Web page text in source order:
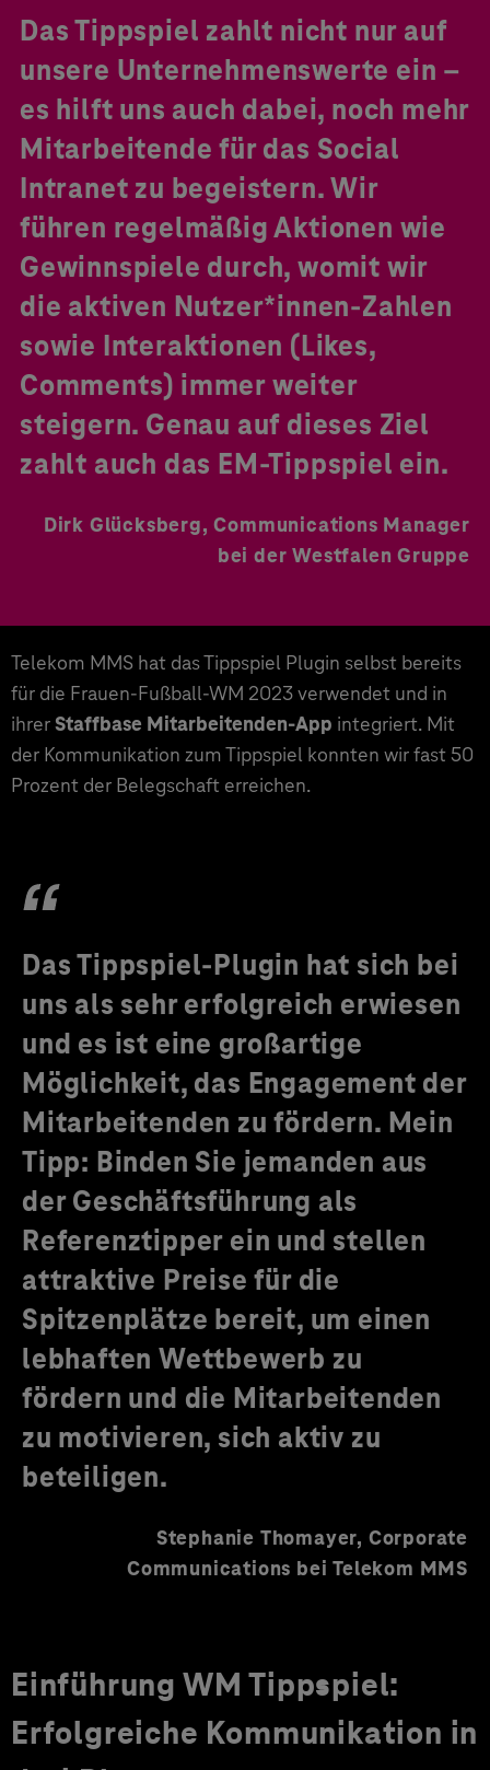
Das Tippspiel zahlt nicht nur auf
unsere Unternehmenswerte ein –
es hilft uns auch dabei, noch mehr
Mitarbeitende für das Social
Intranet zu begeistern. Wir
führen regelmäßig Aktionen wie
Gewinnspiele durch, womit wir
die aktiven Nutzer*innen-Zahlen
sowie Interaktionen (Likes,
Comments) immer weiter
steigern. Genau auf dieses Ziel
zahlt auch das EM-Tippspiel ein.
Dirk Glücksberg, Communications Manager
bei der Westfalen Gruppe
Telekom MMS hat das Tippspiel Plugin selbst bereits
für die Frauen-Fußball-WM 2023 verwendet und in
ihrerStaffbase Mitarbeitenden-App integriert. Mit
der Kommunikation zum Tippspiel konnten wir fast 50
Prozent der Belegschaft erreichen.
Das Tippspiel-Plugin hat sich bei
uns als sehr erfolgreich erwiesen
und es ist eine großartige
Möglichkeit, das Engagement der
Mitarbeitenden zu fördern. Mein
Tipp: Binden Sie jemanden aus
der Geschäftsführung als
Referenztipper ein und stellen
attraktive Preise für die
Spitzenplätze bereit, um einen
lebhaften Wettbewerb zu
fördern und die Mitarbeitenden
zu motivieren, sich aktiv zu
beteiligen.
Stephanie Thomayer, Corporate
Communications bei Telekom MMS
Einführung WM Tippspiel:
Erfolgreiche Kommunikation in